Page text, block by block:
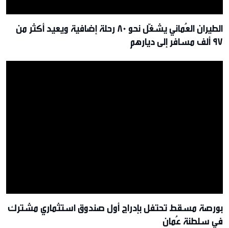
الطيران العُماني يشغّل نحو 80 رحلة إضافية ويعيد أكثر من
97 ألف مسافر إلى ديارهم
بورصة مسقط تحتفل بإدراج أول صندوق استثماري مشترك
في سلطنة عُمان